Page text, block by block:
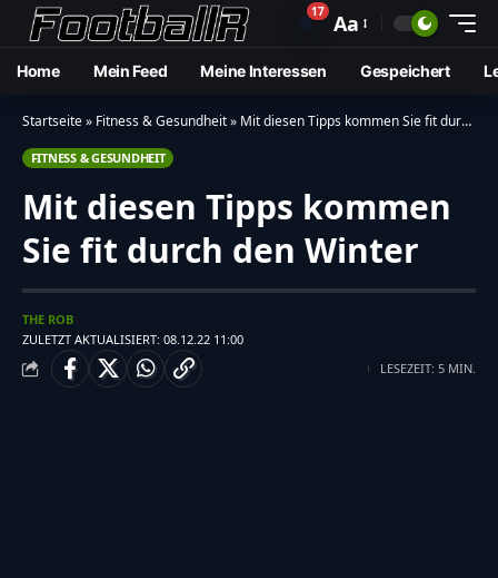
🔔17 Aa
Home Mein Feed Meine Interessen Gespeichert
Startseite» Fitness & Gesundheit» Mit diesen Tipps kommen Sie fit durch den Winter
FITNESS & GESUNDHEIT
Mit diesen Tipps kommen
Sie fit durch den Winter
ZULETZT AKTUALISIERT: 08.12.22 11:00
THE ROB
LESEZEIT: 5 MIN.